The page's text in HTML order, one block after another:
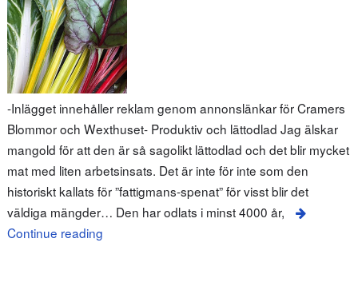
-Inlägget innehåller reklam genom annonslänkar för Cramers
Blommor och Wexthuset- Produktiv och lättodlad Jag älskar
mangold för att den är så sagolikt lättodlad och det blir mycket
mat med liten arbetsinsats. Det är inte för inte som den
historiskt kallats för ”fattigmans-spenat” för visst blir det
väldiga mängder… Den har odlats i minst 4000 år,
Continue reading